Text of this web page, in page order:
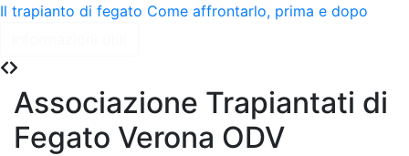
Il trapianto di fegato Come affrontarlo, prima e dopo
Associazione Trapiantati di
Fegato Verona ODV